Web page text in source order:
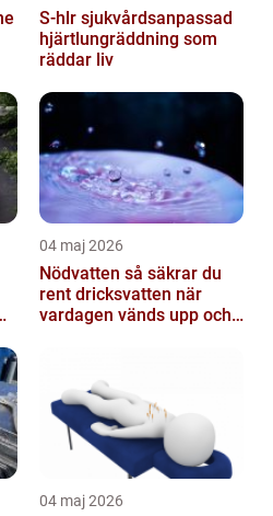
S-hlr sjukvårdsanpassad
hjärtlungräddning som
räddar liv
04 maj 2026
Nödvatten så säkrar du
rent dricksvatten när
vardagen vänds upp och
04 maj 2026